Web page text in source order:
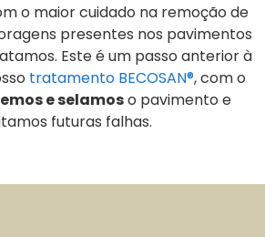
o maior cuidado na remoção de
presentes nos pavimentos
Este é um passo anterior à
tratamento BECOSAN®, com o
e selamoso pavimento e
futuras falhas.